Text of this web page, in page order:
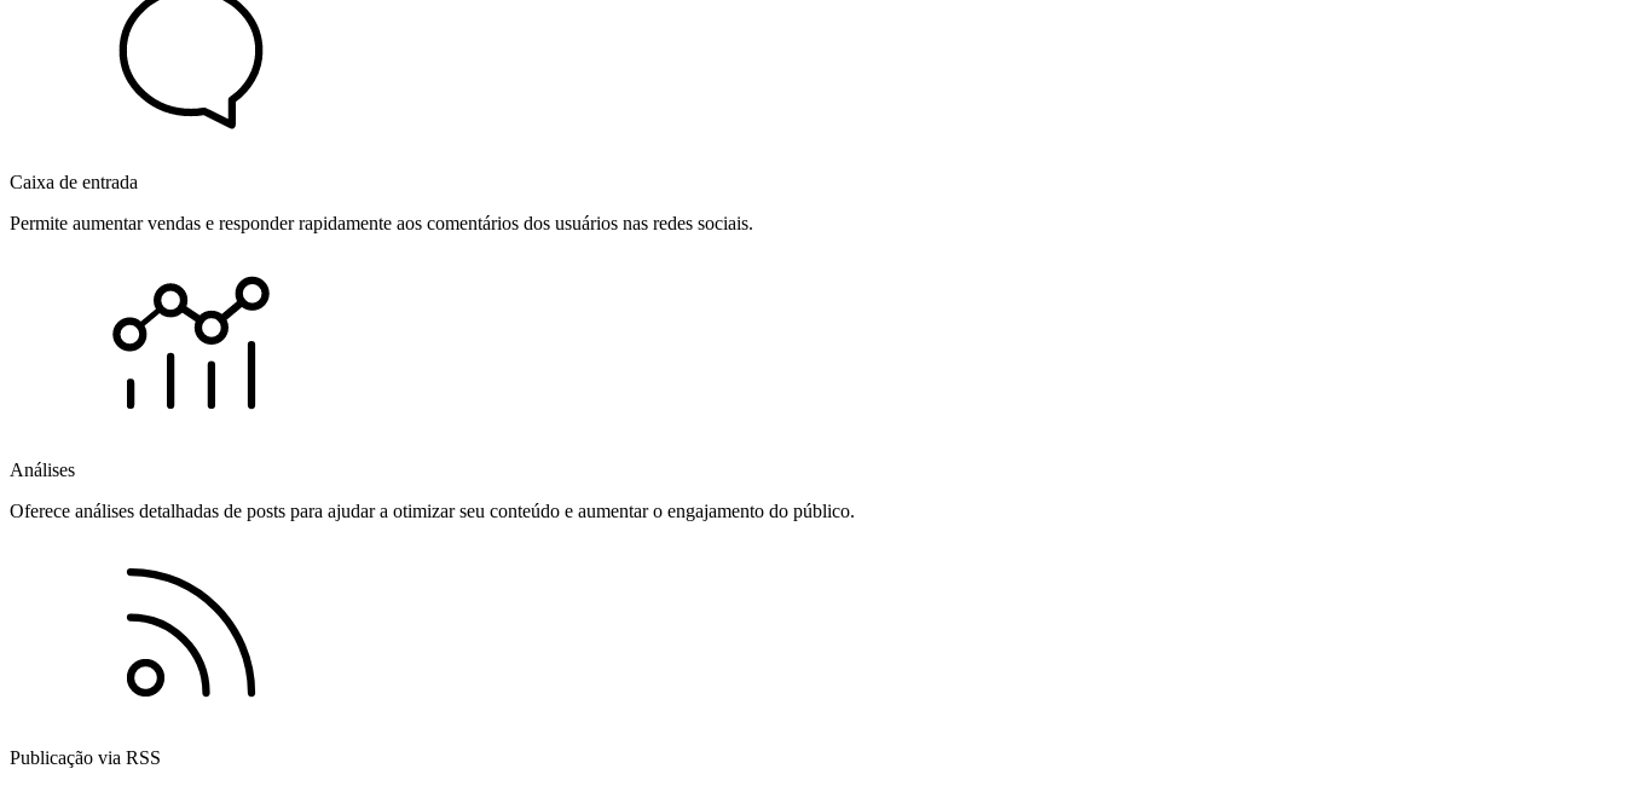
Caixa de entrada
Permite aumentar vendas e responder rapidamente aos comentários dos usuários nas redes sociais.
Análises
Oferece análises detalhadas de posts para ajudar a otimizar seu conteúdo e aumentar o engajamento do público.
Publicação via RSS